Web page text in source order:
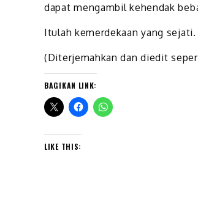
dapat mengambil kehendak
Itulah kemerdekaan yang
(Diterjemahkan dan diedit
BAGIKAN LINK:
LIKE THIS: